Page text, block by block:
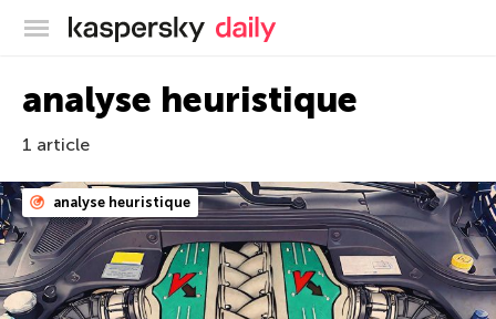
Blog officiel de Kaspersky
analyse heuristique
1 article
analyse heuristique